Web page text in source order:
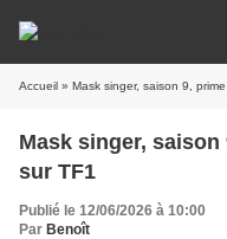
Accueil » Mask singer, saison 9,
Mask singer, saison
sur TF1
Publié le 12/06/2026 à 10:00
Par Benoît